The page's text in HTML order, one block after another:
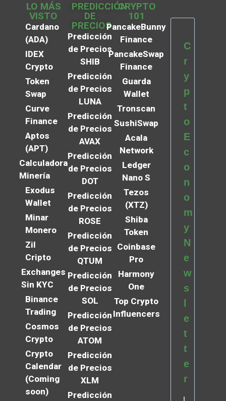
LO MÁS
VISTO
Cardano
(ADA)
IDEX
Crypto
Token
Swap
Curve
Finance
Aptos
(APT)
Calculadora
Minería
Exodus
Wallet
Minar
Monero
Zil
Cripto
Exchanges
Sin KYC
Binance
Trading
Cosmos
Crypto
Crypto
Calendar
(Coming
soon)
PREDICCIÓN
DE
PRECIOS
Predicción
de Precios
SHIB
Predicción
de Precios
LUNA
Predicción
de Precios
AVAX
Predicción
de Precios
DOT
Predicción
de Precios
ROSE
Predicción
de Precios
QTUM
Predicción
de Precios
SOL
Predicción
de Precios
ATOM
Predicción
de Precios
XLM
Predicción
CRYPTO
101
PancakeBunny
Finance
PancakeSwap
Finance
Guarda
Wallet
Tronscan
SushiSwap
Acala
Network
Ledger
Nano S
Tezos
(XTZ)
Shiba
Token
Coinbase
Pro
Harmony
One
Top Crypto
Influencers
C
r
y
p
t
o
E
c
o
n
o
m
y
N
e
w
s
e
t
t
e
r